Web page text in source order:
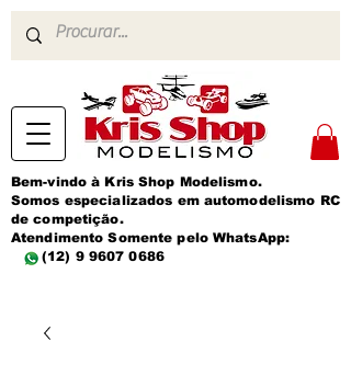
Bem-vindo à Kris Shop Modelismo.
Somos especializados em automodelismo RC
de competição.
Atendimento Somente pelo WhatsApp:
(12) 9 9607 0686